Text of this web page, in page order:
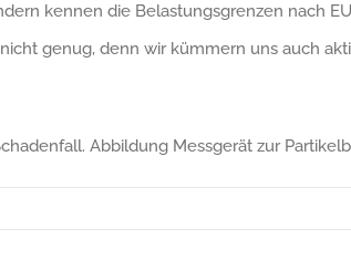
kennen die Belastungsgrenzen nach
genug, denn wir kümmern uns auch
Abbildung Messgerät zur